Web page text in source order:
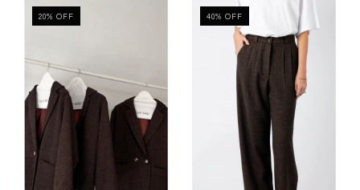
20% OFF 40% OFF